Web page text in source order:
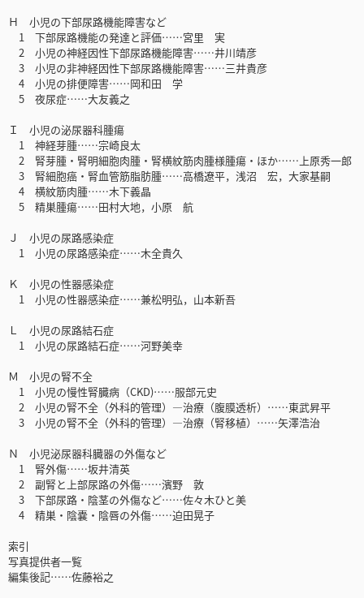
Ｈ 小児の下部尿路機能障害など
1 下部尿路機能の発達と評価……宮里 実
2 小児の神経因性下部尿路機能障害……井川靖彦
3 小児の非神経因性下部尿路機能障害……三井貴彦
4 小児の排便障害……岡和田 学
5 夜尿症……大友義之
Ｉ 小児の泌尿器科腫瘍
1 神経芽腫……宗崎良太
2 腎芽腫・腎明細胞肉腫・腎横紋筋肉腫様腫瘍・ほか……上原秀一郎
3 腎細胞癌・腎血管筋脂肪腫……高橋遼平，浅沼 宏，大家基嗣
4 横紋筋肉腫……木下義晶
5 精巣腫瘍……田村大地，小原 航
Ｊ 小児の尿路感染症
1 小児の尿路感染症……木全貴久
Ｋ 小児の性器感染症
1 小児の性器感染症……兼松明弘，山本新吾
Ｌ 小児の尿路結石症
1 小児の尿路結石症……河野美幸
Ｍ 小児の腎不全
1 小児の慢性腎臓病（CKD)……服部元史
2 小児の腎不全（外科的管理）―治療（腹膜透析）……東武昇平
3 小児の腎不全（外科的管理）―治療（腎移植）……矢澤浩治
Ｎ 小児泌尿器科臓器の外傷など
1 腎外傷……坂井清英
2 副腎と上部尿路の外傷……濱野 敦
3 下部尿路・陰茎の外傷など……佐々木ひと美
4 精巣・陰嚢・陰唇の外傷……迫田晃子
索引
写真提供者一覧
編集後記……佐藤裕之